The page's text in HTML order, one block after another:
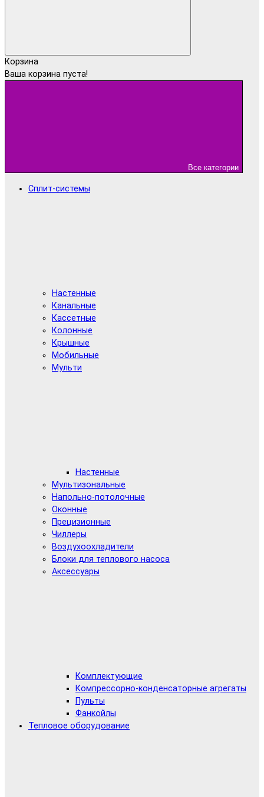
Корзина
Ваша корзина пуста!
Все категории
Сплит-системы
Настенные
Канальные
Кассетные
Колонные
Крышные
Мобильные
Мульти
Настенные
Мультизональные
Напольно-потолочные
Оконные
Прецизионные
Чиллеры
Воздухоохладители
Блоки для теплового насоса
Аксессуары
Комплектующие
Компрессорно-конденсаторные агрегаты
Пульты
Фанкойлы
Тепловое оборудование